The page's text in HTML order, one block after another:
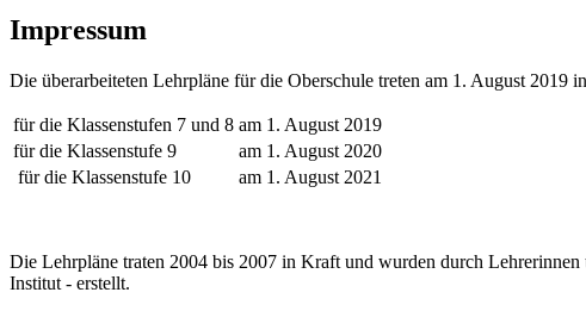
Impressum
Die überarbeiteten Lehrpläne für die Oberschule treten am 1. August
für die Klassenstufen 7 und 8 am 1. August 2019
für die Klassenstufe 9
am 1. August 2020
für die Klassenstufe 10
am 1. August 2021
Die Lehrpläne traten 2004 bis 2007 in Kraft und wurden durch
Institut - erstellt.